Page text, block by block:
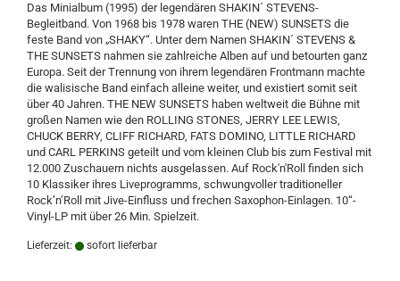
Das Minialbum (1995) der legendären SHAKIN´ STEVENS-
Begleitband. Von 1968 bis 1978 waren THE (NEW) SUNSETS die
feste Band von „SHAKY“. Unter dem Namen SHAKIN´ STEVENS &
THE SUNSETS nahmen sie zahlreiche Alben auf und betourten ganz
Europa. Seit der Trennung von ihrem legendären Frontmann machte
die walisische Band einfach alleine weiter, und existiert somit seit
über 40 Jahren. THE NEW SUNSETS haben weltweit die Bühne mit
großen Namen wie den ROLLING STONES, JERRY LEE LEWIS,
CHUCK BERRY, CLIFF RICHARD, FATS DOMINO, LITTLE RICHARD
und CARL PERKINS geteilt und vom kleinen Club bis zum Festival mit
12.000 Zuschauern nichts ausgelassen. Auf Rock'n'Roll finden sich
10 Klassiker ihres Liveprogramms, schwungvoller traditioneller
Rock’n’Roll mit Jive-Einfluss und frechen Saxophon-Einlagen. 10“-
Vinyl-LP mit über 26 Min. Spielzeit.
Lieferzeit: sofort lieferbar